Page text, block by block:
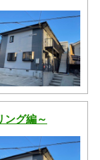
ング編～